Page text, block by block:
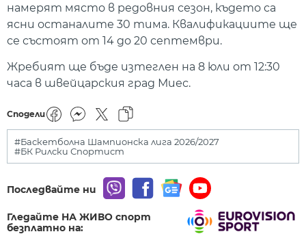
намерят място в редовния сезон, където са
ясни останалите 30 тима. Квалификациите ще
се състоят от 14 до 20 септември.
Жребият ще бъде изтеглен на 8 юли от 12:30
часа в швейцарския град Миес.
Сподели
#Баскетболна Шампионска лига 2026/2027
#БК Рилски Спортист
Последвайте ни
Гледайте НА ЖИВО спорт
безплатно на: